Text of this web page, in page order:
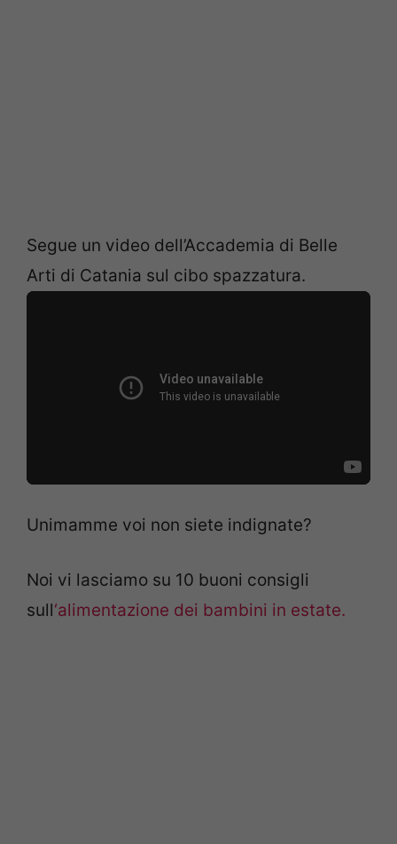
Segue un video dell’Accademia di Belle
Arti di Catania sul cibo spazzatura.
Unimamme voi non siete indignate?
Noi vi lasciamo su 10 buoni consigli
sull‘alimentazione dei bambini in estate.